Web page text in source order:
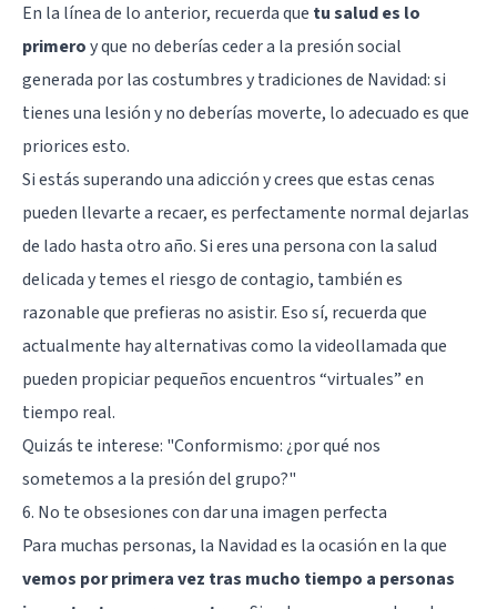
En la línea de lo anterior, recuerda que tu salud es lo
primeroy que no deberías ceder a la presión social
generada por las costumbres y tradiciones de Navidad: si
tienes una lesión y no deberías moverte, lo adecuado es que
priorices esto.
Si estás superando una adicción y crees que estas cenas
pueden llevarte a recaer, es perfectamente normal dejarlas
de lado hasta otro año. Si eres una persona con la salud
delicada y temes el riesgo de contagio, también es
razonable que prefieras no asistir. Eso sí, recuerda que
actualmente hay alternativas como la videollamada que
pueden propiciar pequeños encuentros “virtuales” en
tiempo real.
Quizás te interese: "Conformismo: ¿por qué nos
sometemos a la presión del grupo?"
6. No te obsesiones con dar una imagen perfecta
Para muchas personas, la Navidad es la ocasión en la que
vemos por primera vez tras mucho tiempo a personas